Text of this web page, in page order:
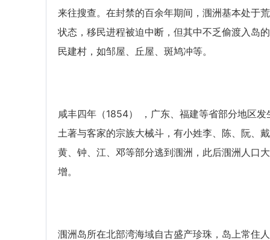
来往搜查。在封禁的百余年期间，涠洲基本处于
状态，移民进程被迫中断，但其中不乏偷渡入岛
民建村，如邹屋、丘屋、斑鸠冲等。
咸丰四年（1854） ，广东、福建等省部分地区发
土著与客家的宗族大械斗，有小姓李、陈、阮、
黄、钟、江、邓等部分逃到涠洲，此后涠洲人口大
增。
涠洲岛所在北部湾海域自古盛产珍珠，岛上常住